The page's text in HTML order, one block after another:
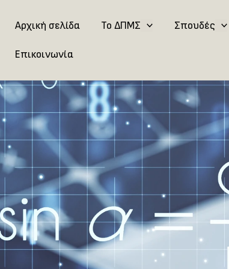
Αρχική σελίδα Το ΔΠΜΣ Σπουδές
Επικοινωνία